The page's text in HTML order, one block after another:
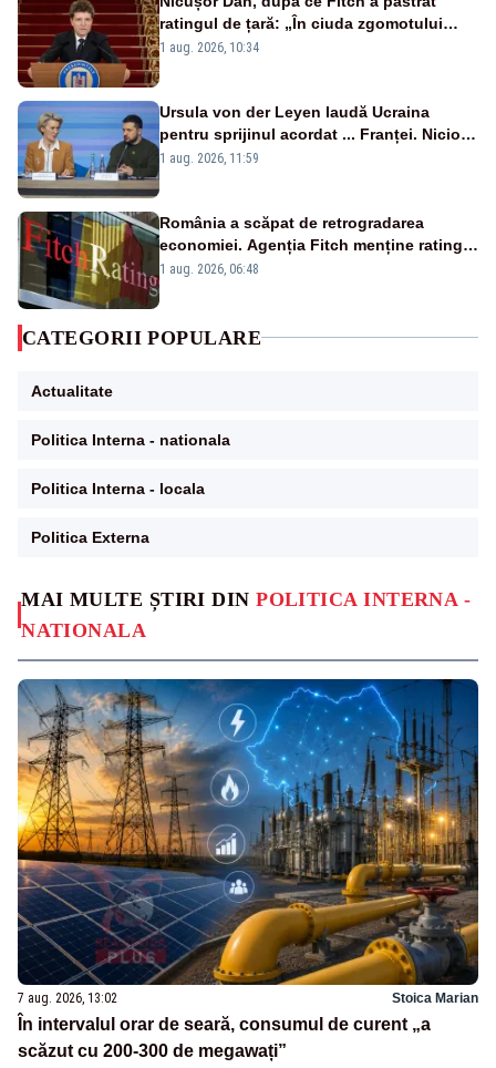
MAI MULTE ȘTIRI DINPOLITICA INTERNA -
NATIONALA
7 aug. 2026, 13:02 Stoica Marian
În intervalul orar de seară, consumul de curent „a
scăzut cu 200-300 de megawați”
ratingul de țară: „În ciuda zgomotului
politic, România funcționează”
1 aug. 2026, 10:34
Ursula von der Leyen laudă Ucraina
pentru sprijinul acordat ... Franței. Nicio
reacție privind ajutorul energetic promis
1 aug. 2026, 11:59
România a scăpat de retrogradarea
economiei. Agenția Fitch menține ratingul
„BBB-” cu perspectivă negativă
1 aug. 2026, 06:48
CATEGORII POPULARE
Actualitate
Politica Interna - nationala
Politica Interna - locala
Politica Externa